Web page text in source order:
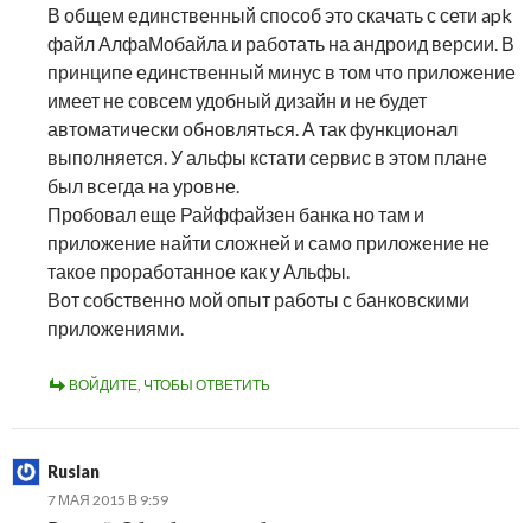
В общем единственный способ это скачать с сети apk
файл АлфаМобайла и работать на андроид версии. В
принципе единственный минус в том что приложение
имеет не совсем удобный дизайн и не будет
автоматически обновляться. А так функционал
выполняется. У альфы кстати сервис в этом плане
был всегда на уровне.
Пробовал еще Райффайзен банка но там и
приложение найти сложней и само приложение не
такое проработанное как у Альфы.
Вот собственно мой опыт работы с банковскими
приложениями.
ВОЙДИТЕ, ЧТОБЫ ОТВЕТИТЬ
Ruslan
7 МАЯ 2015 В 9:59